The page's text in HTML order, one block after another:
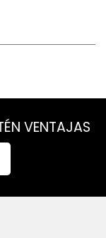
VENTAJAS